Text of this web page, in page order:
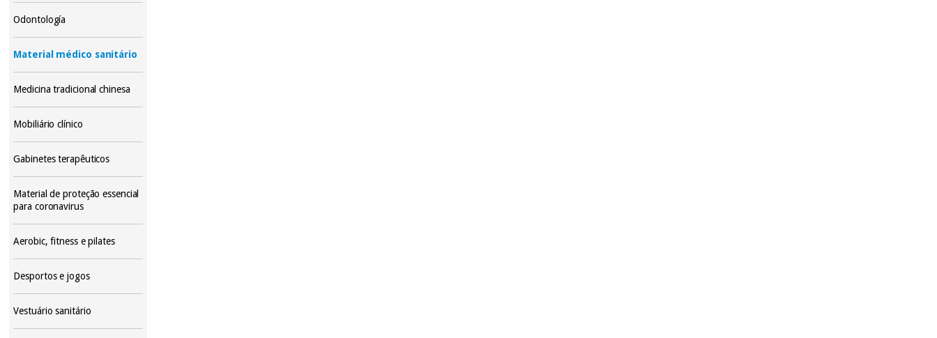
Odontología
Material médico sanitário
Medicina tradicional chinesa
Mobiliário clínico
Gabinetes terapêuticos
Material de proteção essencial
para coronavirus
Aerobic, fitness e pilates
Desportos e jogos
Vestuário sanitário